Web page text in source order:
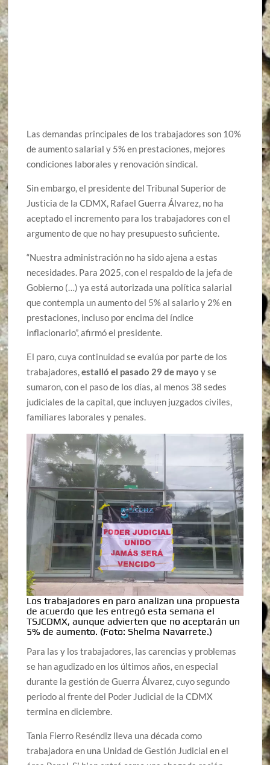
Las demandas principales de los trabajadores son 10%
de aumento salarial y 5% en prestaciones, mejores
condiciones laborales y renovación sindical.
Sin embargo, el presidente del Tribunal Superior de
Justicia de la CDMX, Rafael Guerra Álvarez, no ha
aceptado el incremento para los trabajadores con el
argumento de que no hay presupuesto suficiente.
“Nuestra administración no ha sido ajena a estas
necesidades. Para 2025, con el respaldo de la jefa de
Gobierno (…) ya está autorizada una política salarial
que contempla un aumento del 5% al salario y 2% en
prestaciones, incluso por encima del índice
inflacionario”, afirmó el presidente.
El paro, cuya continuidad se evalúa por parte de los
trabajadores,estalló el pasado 29 de mayo y se
sumaron, con el paso de los días, al menos 38 sedes
judiciales de la capital, que incluyen juzgados civiles,
familiares laborales y penales.
Los trabajadores en paro analizan una propuesta
de acuerdo que les entregó esta semana el
TSJCDMX, aunque advierten que no aceptarán un
5% de aumento. (Foto: Shelma Navarrete.)
Para las y los trabajadores, las carencias y problemas
se han agudizado en los últimos años, en especial
durante la gestión de Guerra Álvarez, cuyo segundo
periodo al frente del Poder Judicial de la CDMX
termina en diciembre.
Tania Fierro Reséndiz lleva una década como
trabajadora en una Unidad de Gestión Judicial en el